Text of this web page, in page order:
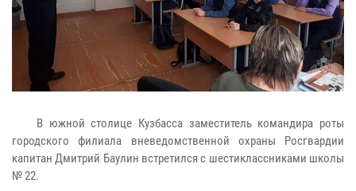
В южной столице Кузбасса заместитель командира роты
городского филиала вневедомственной охраны Росгвардии
капитан Дмитрий Баулин встретился с шестиклассниками школы
№ 22.